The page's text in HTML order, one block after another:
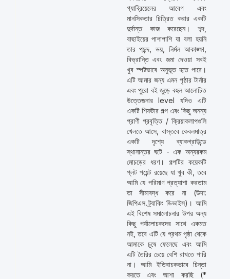
গ্যাব্রিয়েলের আবেগ এবং
মানসিকতার চিত্রিত করার একটি
দুর্দান্ত কাজ করেছেন। শব্দ,
বাছাইয়ের পাশাপাশি যা বলা হয়নি
তার পছন্দ, ভয়, নির্মল আকাঙ্ক্ষা,
বিভ্রান্তি এবং জমা দেওয়া সবই
খুব স্পষ্টভাবে অনুভূত হতে পারে।
এটি আমার জন্য এমন পৃষ্ঠার টার্নার
এবং পুরো বই জুড়ে বহুল আলোচিত
উত্তেজনার level যদিও এটি
একটি শিফটার গল্প এবং কিছু অনন্য
প্রাণী প্রবৃত্তি / ক্রিয়াকলাপগুলি
খেলতে আসে, বাস্তবে কেবলমাত্র
একটি দৃশ্যে ব্যাকগ্রাউন্ডে
স্থানান্তর ঘটে - এক অন্যরকম
মোচড়ের ধরণ। গল্পটির কয়েকটি
প্লট পয়েন্ট রয়েছে যা খুব কী, তবে
আমি যে পরিমাণ প্রত্যাশা করতাম
তা সীমাবদ্ধ করে না (উদা:
জিপিএস ট্র্যাকিং ডিভাইস)। আমি
এই বিশেষ সমালোচনার উপর অন্য
কিছু পর্যালোচকদের সাথে একমত
নই, তবে এটি যে প্রথম পৃষ্ঠা থেকে
আমাকে চুষে ফেলেছে এবং আমি
এটি তৈরির চেয়ে বেশি রাখতে পারি
না। আমি ইতিবাচকভাবে চিন্তা
করতে এবং আশা করছি (*